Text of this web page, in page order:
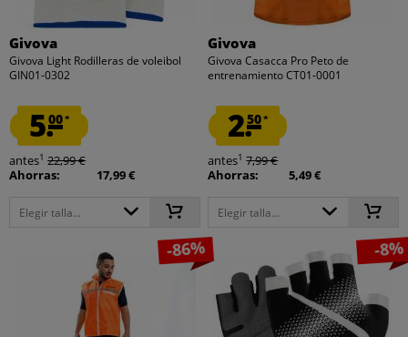
Givova
Givova Light Rodilleras de voleibol
GIN01-0302
5.00*
antes1 22,99 €
Ahorras:
17,99 €
Elegir talla...
Givova
Givova Casacca Pro Peto de
entrenamiento CT01-0001
2.50*
antes1 7,99 €
Ahorras:
5,49 €
Elegir talla...
-86% -8%